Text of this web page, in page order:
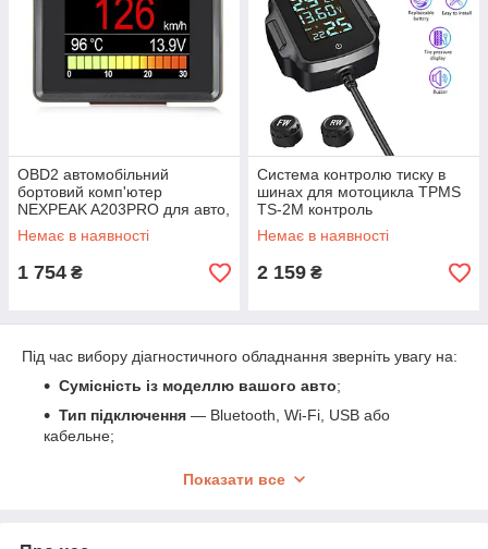
OBD2 автомобільний
бортовий комп'ютер
NEXPEAK A203PRO для авто,
бензин/дизель після 2004
року. Новинка!
Немає в наявності
1 754 ₴
Система контролю тиску в
шинах для мотоцикла TPMS
TS-2M контроль
температури, напруги, USB
зарядний QC3
Немає в наявності
2 159 ₴
Під час вибору діагностичного обладнання зверніть увагу на:
Сумісність із моделлю вашого авто;
Тип підключення — Bluetooth, Wi-Fi, USB або
кабельне;
двигун, коробка передач та ін.;
Показати все